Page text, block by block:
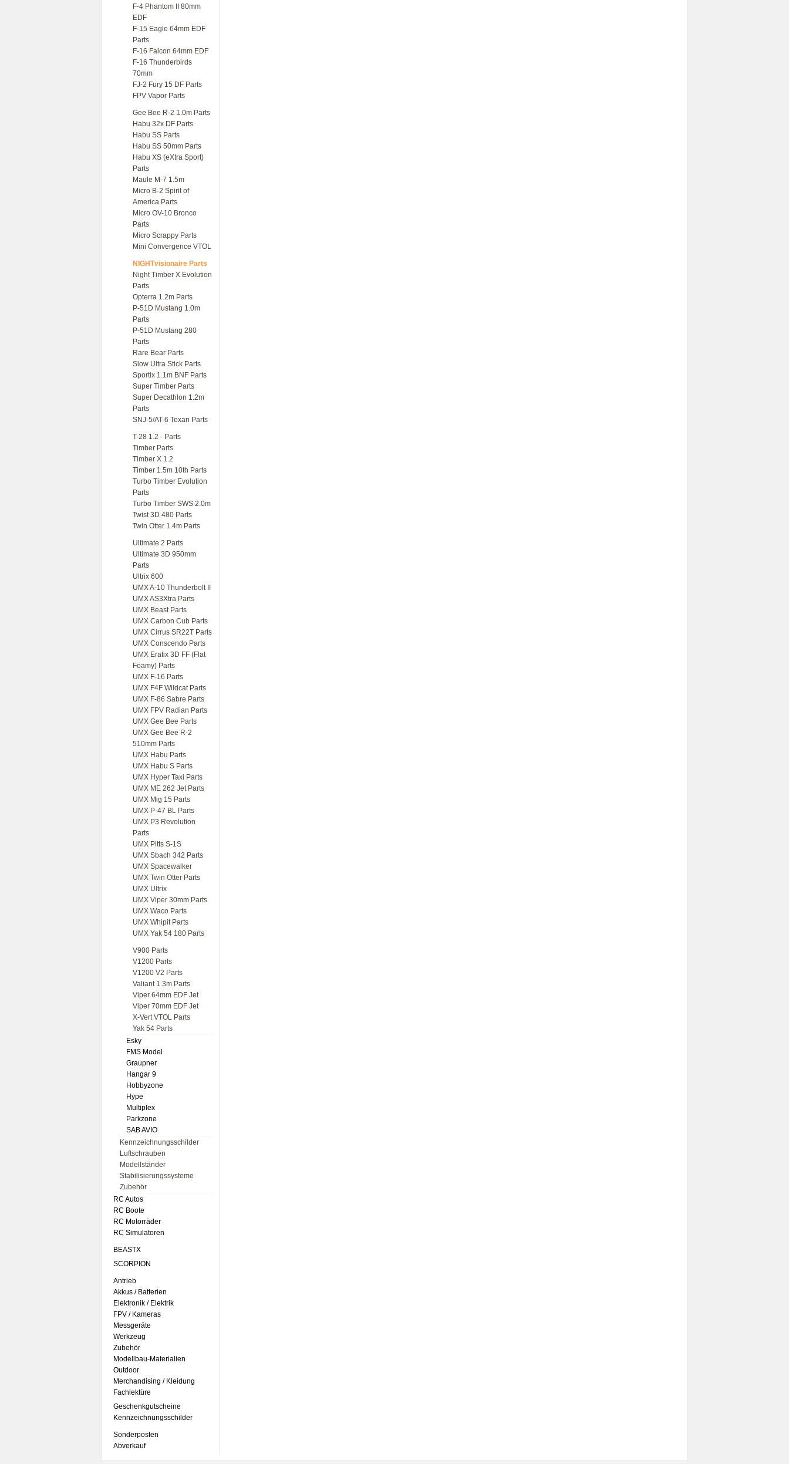
F-4 Phantom II 80mm
EDF
F-15 Eagle 64mm EDF
Parts
F-16 Falcon 64mm EDF
F-16 Thunderbirds
70mm
FJ-2 Fury 15 DF Parts
FPV Vapor Parts
Gee Bee R-2 1.0m Parts
Habu 32x DF Parts
Habu SS Parts
Habu SS 50mm Parts
Habu XS (eXtra Sport)
Parts
Maule M-7 1.5m
Micro B-2 Spirit of
America Parts
Micro OV-10 Bronco
Parts
Micro Scrappy Parts
Mini Convergence VTOL
NIGHTvisionaire Parts
Night Timber X Evolution
Parts
Opterra 1.2m Parts
P-51D Mustang 1.0m
Parts
P-51D Mustang 280
Parts
Rare Bear Parts
Slow Ultra Stick Parts
Sportix 1.1m BNF Parts
Super Timber Parts
Super Decathlon 1.2m
Parts
SNJ-5/AT-6 Texan Parts
T-28 1.2 - Parts
Timber Parts
Timber X 1.2
Timber 1.5m 10th Parts
Turbo Timber Evolution
Parts
Turbo Timber SWS 2.0m
Twist 3D 480 Parts
Twin Otter 1.4m Parts
Ultimate 2 Parts
Ultimate 3D 950mm
Parts
Ultrix 600
UMX A-10 Thunderbolt II
UMX AS3Xtra Parts
UMX Beast Parts
UMX Carbon Cub Parts
UMX Cirrus SR22T Parts
UMX Conscendo Parts
UMX Eratix 3D FF (Flat
Foamy) Parts
UMX F-16 Parts
UMX F4F Wildcat Parts
UMX F-86 Sabre Parts
UMX FPV Radian Parts
UMX Gee Bee Parts
UMX Gee Bee R-2
510mm Parts
UMX Habu Parts
UMX Habu S Parts
UMX Hyper Taxi Parts
UMX ME 262 Jet Parts
UMX Mig 15 Parts
UMX P-47 BL Parts
UMX P3 Revolution
Parts
UMX Pitts S-1S
UMX Sbach 342 Parts
UMX Spacewalker
UMX Twin Otter Parts
UMX Ultrix
UMX Viper 30mm Parts
UMX Waco Parts
UMX Whipit Parts
UMX Yak 54 180 Parts
V900 Parts
V1200 Parts
V1200 V2 Parts
Valiant 1.3m Parts
Viper 64mm EDF Jet
Viper 70mm EDF Jet
X-Vert VTOL Parts
Yak 54 Parts
Esky
FMS Model
Graupner
Hangar 9
Hobbyzone
Hype
Multiplex
Parkzone
SAB AVIO
Kennzeichnungsschilder
Luftschrauben
Modellständer
Stabilisierungssysteme
Zubehör
RC Autos
RC Boote
RC Motorräder
RC Simulatoren
BEASTX
SCORPION
Antrieb
Akkus / Batterien
Elektronik / Elektrik
FPV / Kameras
Messgeräte
Werkzeug
Zubehör
Modellbau-Materialien
Outdoor
Merchandising / Kleidung
Fachlektüre
Geschenkgutscheine
Kennzeichnungsschilder
Sonderposten
Abverkauf